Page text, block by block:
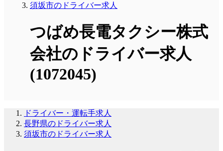
須坂市のドライバー求人
つばめ長電タクシー株式
会社のドライバー求人
(1072045)
ドライバー・運転手求人
長野県のドライバー求人
須坂市のドライバー求人